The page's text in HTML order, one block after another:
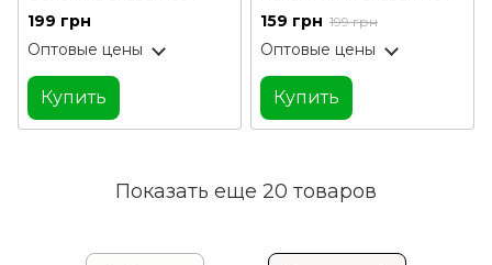
199 грн
Оптовые цены
Купить
159 грн 199 грн
Оптовые цены
Купить
Показать еще 20 товаров